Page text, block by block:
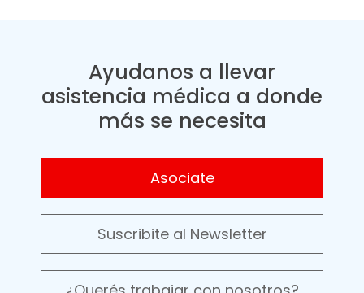
Ayudanos a llevar
asistencia médica a donde
más se necesita
Asociate
Suscribite al Newsletter